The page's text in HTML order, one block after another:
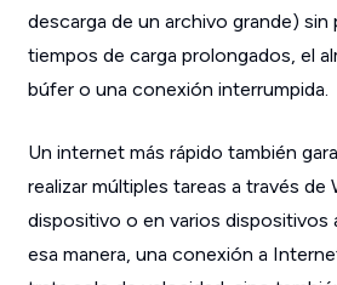
descarga de un archivo grande)
tiempos de carga prolongados, el
búfer o una conexión interrumpida.
Un internet más rápido también
realizar múltiples tareas a través de
dispositivo o en varios dispositivos
esa manera, una conexión a